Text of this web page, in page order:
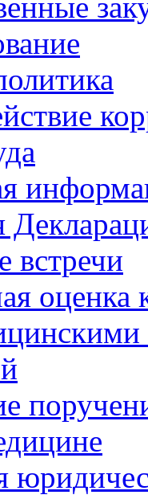
встречи
оценка